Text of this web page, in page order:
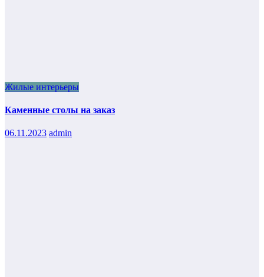
Жилые интерьеры
Каменные столы на заказ
06.11.2023 admin